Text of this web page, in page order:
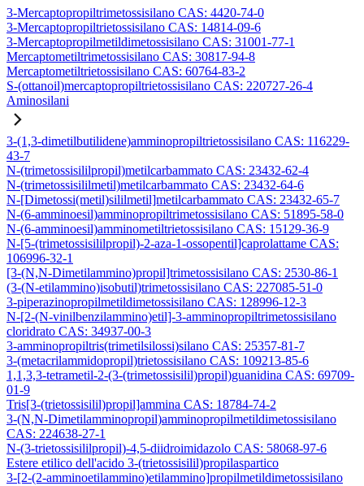
3-Mercaptopropiltrimetossisilano CAS: 4420-74-0
3-Mercaptopropiltrietossisilano CAS: 14814-09-6
3-Mercaptopropilmetildimetossisilano CAS: 31001-77-1
Mercaptometiltrimetossisilano CAS: 30817-94-8
Mercaptometiltrietossisilano CAS: 60764-83-2
S-(ottanoil)mercaptopropiltrietossisilano CAS: 220727-26-4
Aminosilani
3-(1,3-dimetilbutilidene)amminopropiltrietossisilano CAS: 116229-
43-7
N-(trimetossisililpropil)metilcarbammato CAS: 23432-62-4
N-(trimetossisililmetil)metilcarbammato CAS: 23432-64-6
N-[Dimetossi(metil)sililmetil]metilcarbammato CAS: 23432-65-7
N-(6-amminoesil)amminopropiltrimetossisilano CAS: 51895-58-0
N-(6-amminoesil)amminometiltrietossisilano CAS: 15129-36-9
N-[5-(trimetossisililpropil)-2-aza-1-ossopentil]caprolattame CAS:
106996-32-1
[3-(N,N-Dimetilammino)propil]trimetossisilano CAS: 2530-86-1
(3-(N-etilammino)isobutil)trimetossisilano CAS: 227085-51-0
3-piperazinopropilmetildimetossisilano CAS: 128996-12-3
N-[2-(N-vinilbenzilammino)etil]-3-amminopropiltrimetossisilano
cloridrato CAS: 34937-00-3
3-amminopropiltris(trimetilsilossi)silano CAS: 25357-81-7
3-(metacrilammidopropil)trietossisilano CAS: 109213-85-6
1,1,3,3-tetrametil-2-(3-(trimetossisilil)propil)guanidina CAS: 69709-
01-9
Tris[3-(trietossisilil)propil]ammina CAS: 18784-74-2
3-(N,N-Dimetilamminopropil)amminopropilmetildimetossisilano
CAS: 224638-27-1
N-(3-trietossisililpropil)-4,5-diidroimidazolo CAS: 58068-97-6
Estere etilico dell'acido 3-(trietossisilil)propilaspartico
3-[2-(2-amminoetilammino)etilammino]propilmetildimetossisilano